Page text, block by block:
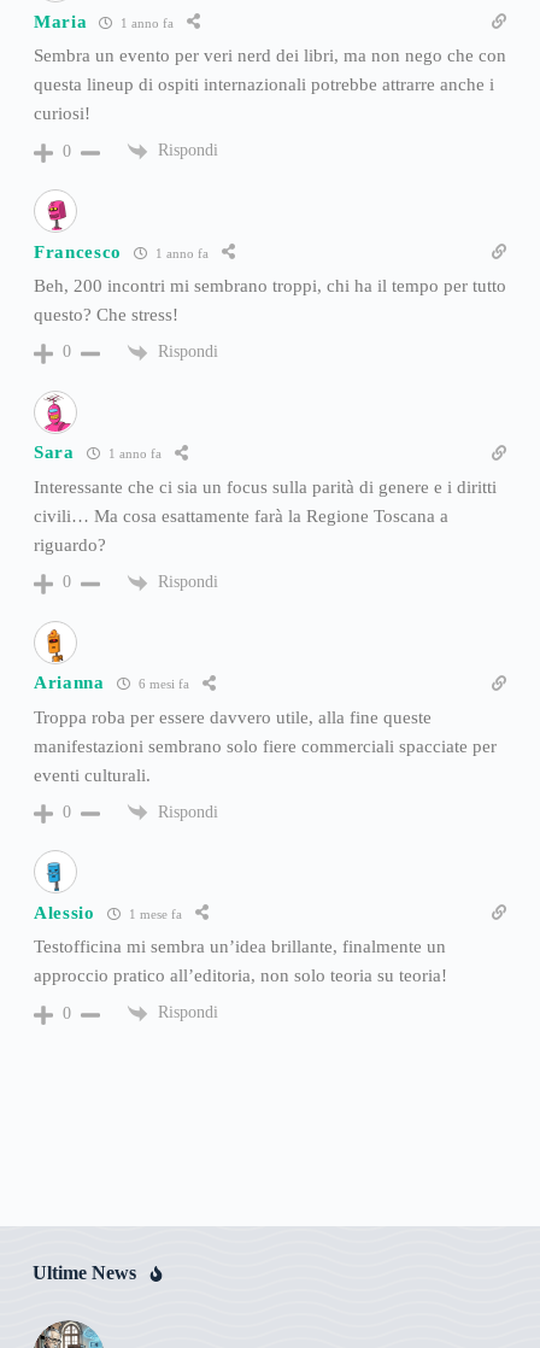
Maria 1 anno fa
Sembra un evento per veri nerd dei libri, ma non nego che con
questa lineup di ospiti internazionali potrebbe attrarre anche i
curiosi!
0 Rispondi
Francesco 1 anno fa
Beh, 200 incontri mi sembrano troppi, chi ha il tempo per tutto
questo? Che stress!
0 Rispondi
Sara 1 anno fa
Interessante che ci sia un focus sulla parità di genere e i diritti
civili… Ma cosa esattamente farà la Regione Toscana a
riguardo?
0 Rispondi
Arianna 6 mesi fa
Troppa roba per essere davvero utile, alla fine queste
manifestazioni sembrano solo fiere commerciali spacciate per
eventi culturali.
0 Rispondi
Alessio 1 mese fa
Testofficina mi sembra un’idea brillante, finalmente un
approccio pratico all’editoria, non solo teoria su teoria!
0 Rispondi
Ultime News